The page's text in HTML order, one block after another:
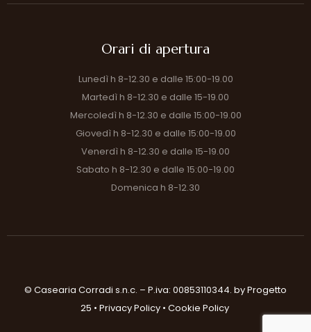
Orari di apertura
Lunedì h 8-12.30 e dalle 15:00-19.00
Martedì h 8-12.30 e dalle 15-19.00
Mercoledì h 8-12.30 e dalle 15:00-19.00
Giovedì h 8-12.30 e dalle 15:00-19.00
Venerdì h 8-12.30 e dalle 15-19.00
Sabato h 8-12.30 e dalle 15:00-19.00
Domenica h 8-12.30
© Casearia Corradi s.n.c. – P.iva: 00853110344. by Progetto
25 • Privacy Policy• Cookie Policy